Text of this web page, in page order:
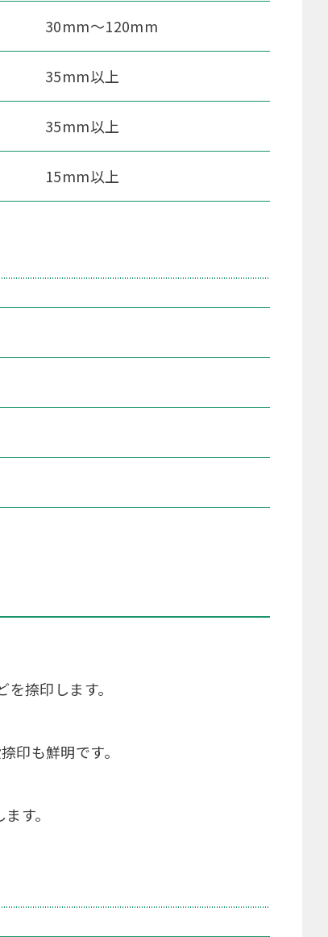
30mm～120mm
35mm以上
35mm以上
15mm以上
捺印します。
印も鮮明です。
す。